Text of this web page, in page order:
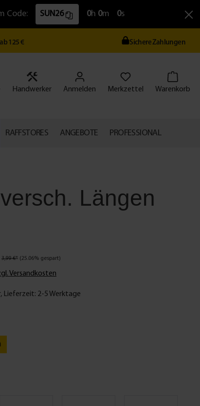
Code: SUN26 0h 0m 0s
125 € Sichere Zahlungen
Handwerker Anmelden Merkzettel Warenkorb
RAFFSTORES ANGEBOTE PROFESSIONAL
Längen
3,99 €* (25.06% gespart)
Versandkosten
Lieferzeit: 2-5 Werktage